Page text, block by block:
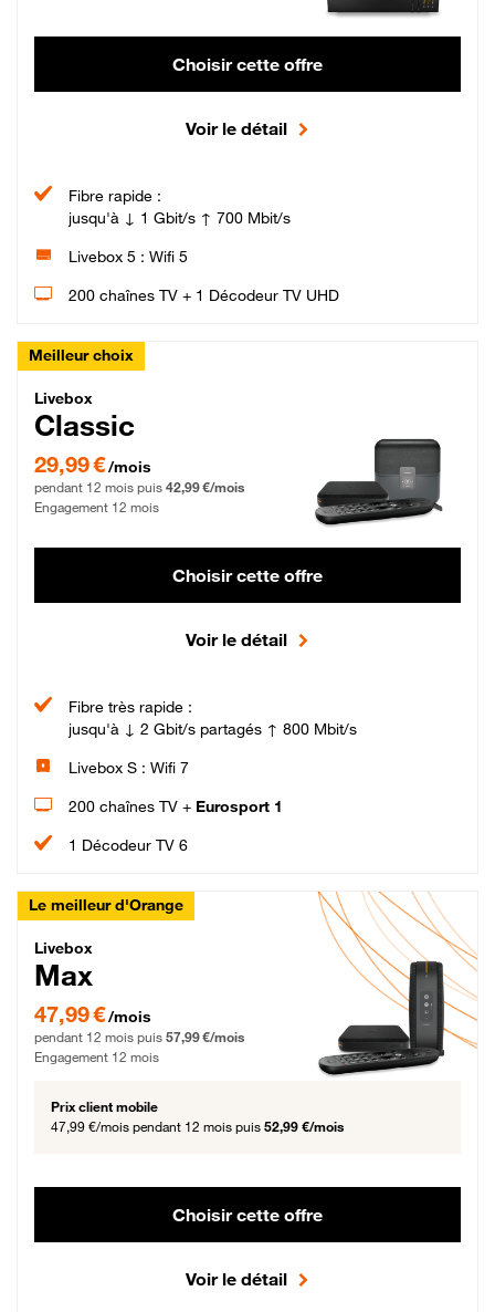
Choisir cette offre
Voir le détail
Fibre rapide :
jusqu'à ↓ 1 Gbit/s ↑ 700 Mbit/s
Livebox 5 : Wifi 5
200 chaînes TV + 1 Décodeur TV UHD
Meilleur choix
Livebox Classic Fibre
Livebox
Classic
29,99 € par mois pendant 12 mois puis 42,99 € par mois, Engagement 12 mois
29,99 €/mois
pendant 12 mois puis 42,99 €/mois
Engagement 12 mois
Choisir cette offre
Voir le détail
Fibre très rapide :
jusqu'à ↓ 2 Gbit/s partagés ↑ 800 Mbit/s
Livebox S : Wifi 7
200 chaînes TV + Eurosport 1
1 Décodeur TV 6
Le meilleur d'Orange
Livebox Max Fibre
Livebox
Max
47,99 € par mois pendant 12 mois puis 57,99 € par mois, Engagement 12 mois
47,99 €/mois
pendant 12 mois puis 57,99 €/mois
Engagement 12 mois
Prix client mobile
47,99 €/mois pendant 12 mois puis 52,99 €/mois
Choisir cette offre
Voir le détail